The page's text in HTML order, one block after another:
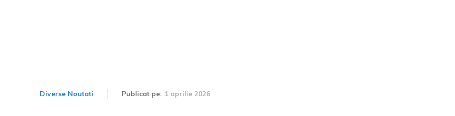
Diverse Noutati Publicat pe: 1 aprilie 2026